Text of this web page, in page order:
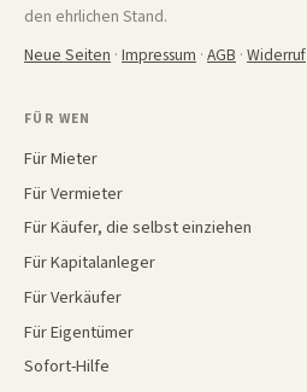
den ehrlichen Stand.
Neue Seiten · Impressum · AGB · Widerruf
FÜR WEN
Für Mieter
Für Vermieter
Für Käufer, die selbst einziehen
Für Kapitalanleger
Für Verkäufer
Für Eigentümer
Sofort-Hilfe